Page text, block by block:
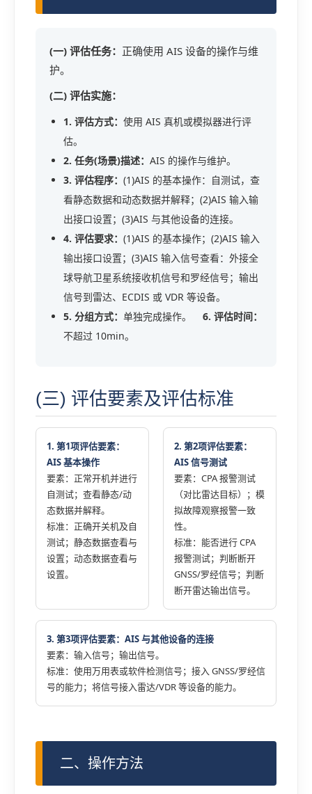
(一) 评估任务： 正确使用 AIS 设备的操作与维
护。
(二) 评估实施：
1. 评估方式： 使用 AIS 真机或模拟器进行评
估。
2. 任务(场景)描述： AIS 的操作与维护。
3. 评估程序： (1)AIS 的基本操作：自测试，查
看静态数据和动态数据并解释；(2)AIS 输入输
出接口设置；(3)AIS 与其他设备的连接。
4. 评估要求： (1)AIS 的基本操作；(2)AIS 输入
输出接口设置；(3)AIS 输入信号查看：外接全
球导航卫星系统接收机信号和罗经信号；输出
信号到雷达、ECDIS 或 VDR 等设备。
5. 分组方式： 单独完成操作。 6. 评估时间：
不超过 10min。
(三) 评估要素及评估标准
1. 第1项评估要素：
AIS 基本操作
要素：正常开机并进行
自测试；查看静态/动
态数据并解释。
标准：正确开关机及自
测试；静态数据查看与
设置；动态数据查看与
设置。
2. 第2项评估要素：
AIS 信号测试
要素：CPA 报警测试
（对比雷达目标）；模
拟故障观察报警一致
性。
标准：能否进行 CPA
报警测试；判断断开
GNSS/罗经信号；判断
断开雷达输出信号。
3. 第3项评估要素：AIS 与其他设备的连接
要素：输入信号；输出信号。
标准：使用万用表或软件检测信号；接入 GNSS/罗经信
号的能力；将信号接入雷达/VDR 等设备的能力。
二、操作方法